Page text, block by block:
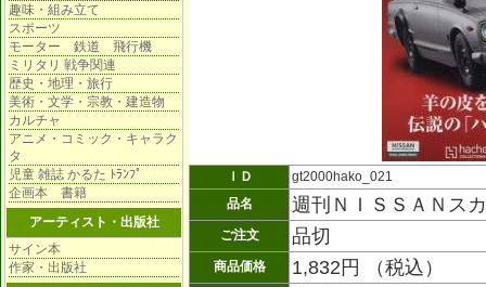
趣味・組み立て
スポーツ
モーター 鉄道 飛行機
ミリタリ 戦争関連
歴史・地理・旅行
美術・文学・宗教・建造物
カルチャ
アニメ・コミック・キャラク
タ
児童 雑誌 かるた ﾄﾗﾝﾌﾟ
企画本 書籍
アーティスト・出版社
サイン本
作家・出版社
ＩＤ
gt2000hako_021
品名
週刊ＮＩＳＳＡＮス
ご注文 品切
商品価格 1,832円 （税込）